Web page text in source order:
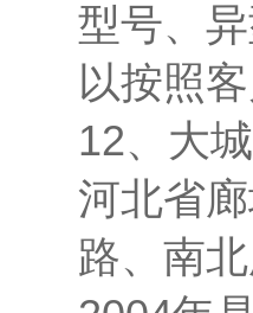
型号、
以按照
12、大
河北省
路、南